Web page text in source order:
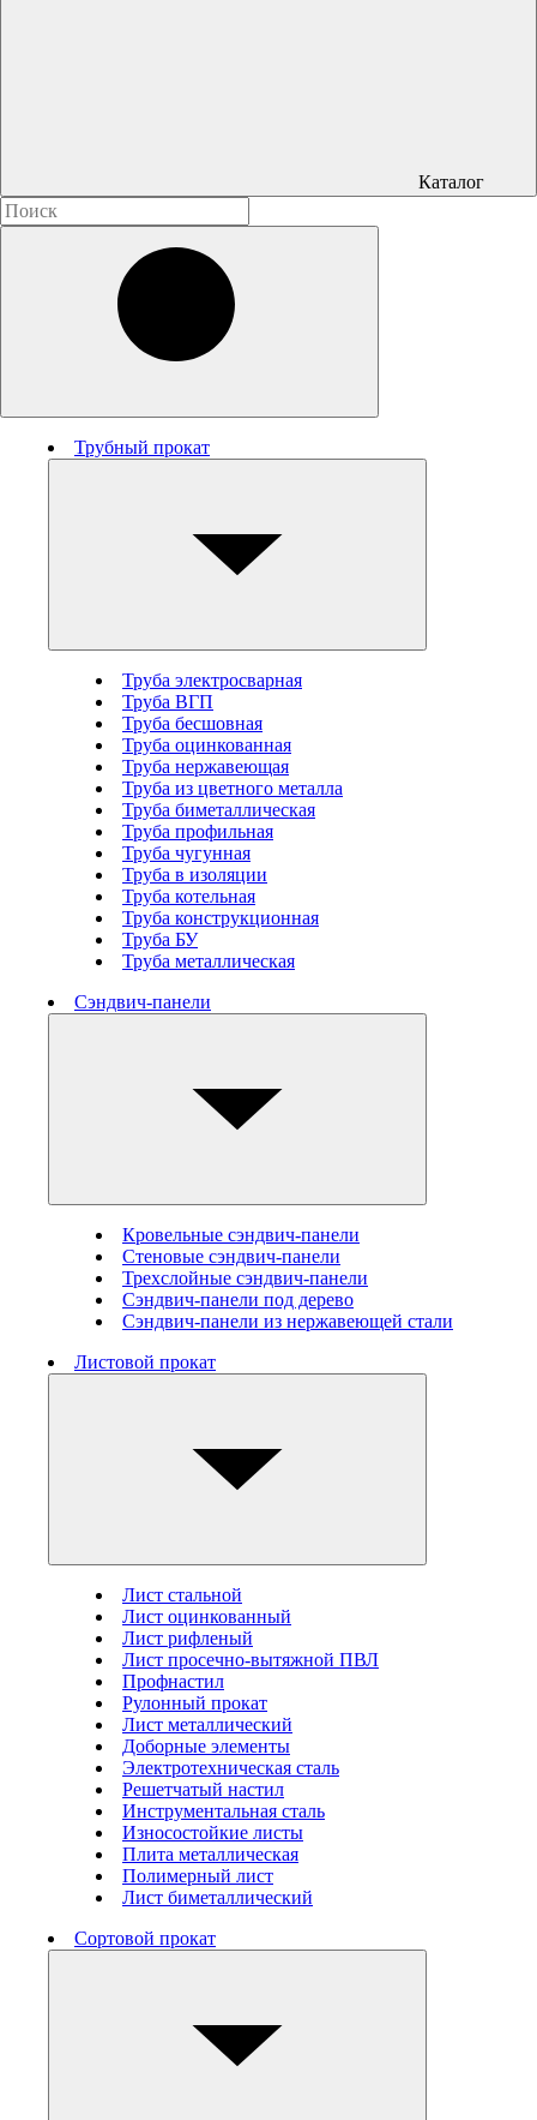
Каталог
Трубный прокат
Труба электросварная
Труба ВГП
Труба бесшовная
Труба оцинкованная
Труба нержавеющая
Труба из цветного металла
Труба биметаллическая
Труба профильная
Труба чугунная
Труба в изоляции
Труба котельная
Труба конструкционная
Труба БУ
Труба металлическая
Сэндвич-панели
Кровельные сэндвич-панели
Стеновые cэндвич-панели
Трехслойные сэндвич-панели
Сэндвич-панели под дерево
Сэндвич-панели из нержавеющей стали
Листовой прокат
Лист стальной
Лист оцинкованный
Лист рифленый
Лист просечно-вытяжной ПВЛ
Профнастил
Рулонный прокат
Лист металлический
Доборные элементы
Электротехническая сталь
Решетчатый настил
Инструментальная сталь
Износостойкие листы
Плита металлическая
Полимерный лист
Лист биметаллический
Сортовой прокат